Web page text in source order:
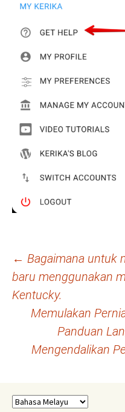
Navigasi
kiriman
← Bagaimana untuk
baru menggunakan
Kentucky.
Memulakan
Panduan
Mengendalikan